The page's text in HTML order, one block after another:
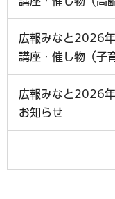
広報みなと2026
講座・催し物（子
広報みなと2026
お知らせ